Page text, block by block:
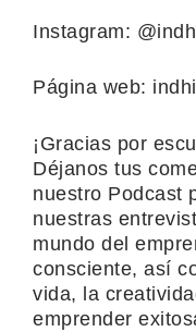
Instagram:
Página web:
¡Gracias por
Déjanos tus
nuestro Podcast
nuestras
mundo del
consciente, así
vida, la
emprender